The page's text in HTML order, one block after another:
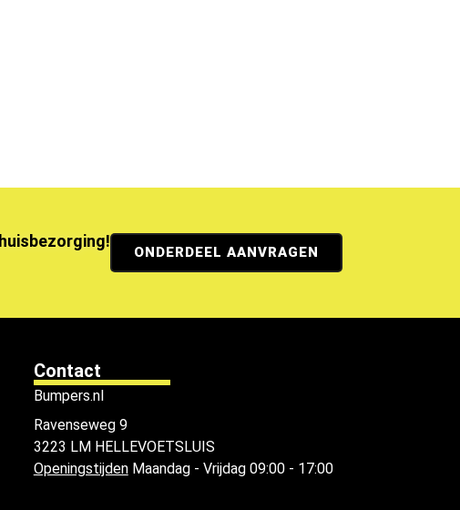
ONDERDEEL AANVRAGEN
Contact
Bumpers.nl
Ravenseweg 9
3223 LM HELLEVOETSLUIS
OpeningstijdenMaandag - Vrijdag 09:00 - 17:00